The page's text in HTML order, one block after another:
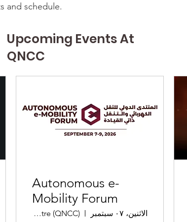
and schedule.
Upcoming Events At
QNCC
Autonomous e-
Mobility Forum
2026
الاثنين، ٠٧ سبتمبر
Qatar National Convention Centre (QNCC)